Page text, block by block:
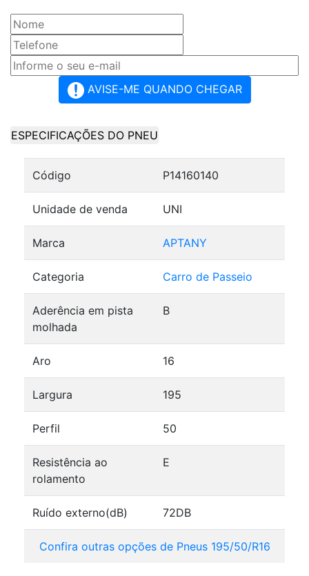
AVISE-ME QUANDO CHEGAR
ESPECIFICAÇÕES DO PNEU
Código P14160140
Unidade de venda UNI
Marca APTANY
Categoria Carro de Passeio
Aderência em pista
molhada
B
Aro 16
Largura 195
Perfil 50
Resistência ao
rolamento
E
Ruído externo(dB) 72DB
Confira outras opções de Pneus 195/50/R16